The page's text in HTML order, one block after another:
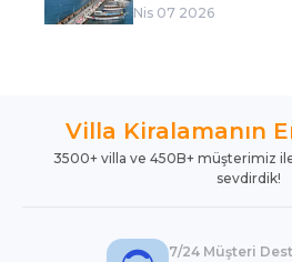
Nis 07 2026
Villa Kiralamanın
3500+ villa ve 450B+ müşterimiz
sevdirdik!
7/24 Müşteri